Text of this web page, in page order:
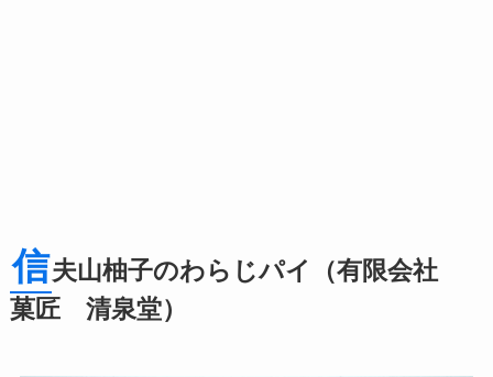
信夫山柚子のわらじパイ（有限会社
菓匠 清泉堂）